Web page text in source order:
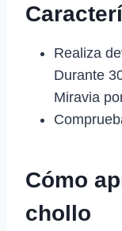
Realiza
Durante
Miravia
Cómo
chollo